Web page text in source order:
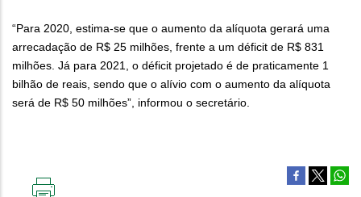
“Para 2020, estima-se que o aumento da alíquota gerará uma
arrecadação de R$ 25 milhões, frente a um déficit de R$ 831
milhões. Já para 2021, o déficit projetado é de praticamente 1
bilhão de reais, sendo que o alívio com o aumento da alíquota
será de R$ 50 milhões”, informou o secretário.